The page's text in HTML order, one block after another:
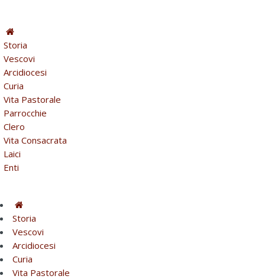
Storia
Vescovi
Arcidiocesi
Curia
Vita Pastorale
Parrocchie
Clero
Vita Consacrata
Laici
Enti
Storia
Vescovi
Arcidiocesi
Curia
Vita Pastorale